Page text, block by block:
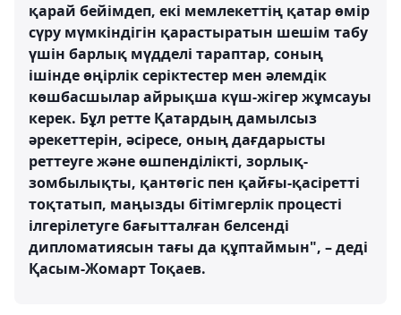
қарай бейімдеп, екі мемлекеттің қатар өмір
сүру мүмкіндігін қарастыратын шешім табу
үшін барлық мүдделі тараптар, соның
ішінде өңірлік серіктестер мен әлемдік
көшбасшылар айрықша күш-жігер жұмсауы
керек. Бұл ретте Қатардың дамылсыз
әрекеттерін, әсіресе, оның дағдарысты
реттеуге және өшпенділікті, зорлық-
зомбылықты, қантөгіс пен қайғы-қасіретті
тоқтатып, маңызды бітімгерлік процесті
ілгерілетуге бағытталған белсенді
дипломатиясын тағы да құптаймын", – деді
Қасым-Жомарт Тоқаев.